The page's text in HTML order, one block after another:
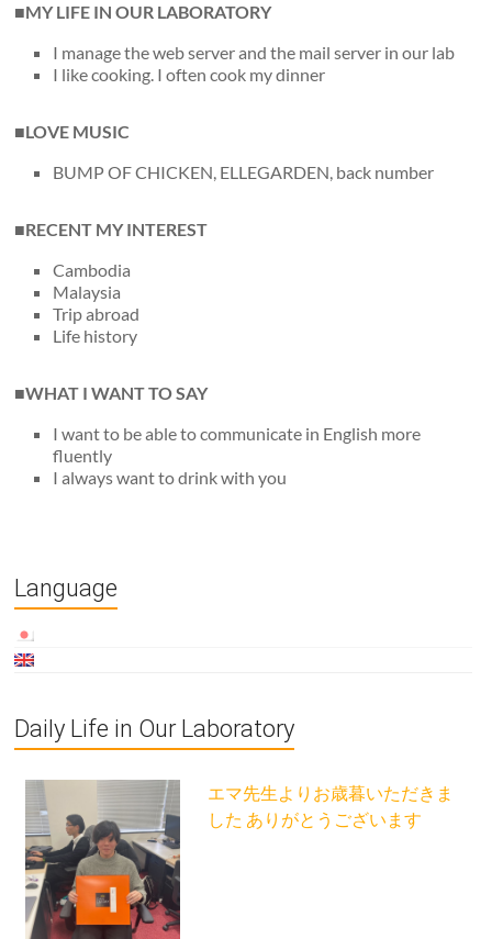
■MY LIFE IN OUR LABORATORY
I manage the web server and the mail server in our lab
I like cooking. I often cook my dinner
■LOVE MUSIC
BUMP OF CHICKEN, ELLEGARDEN, back number
■RECENT MY INTEREST
Cambodia
Malaysia
Trip abroad
Life history
■WHAT I WANT TO SAY
I want to be able to communicate in English more
fluently
I always want to drink with you
Language
Daily Life in Our Laboratory
エマ先生よりお歳暮いただきま
した ありがとうございます